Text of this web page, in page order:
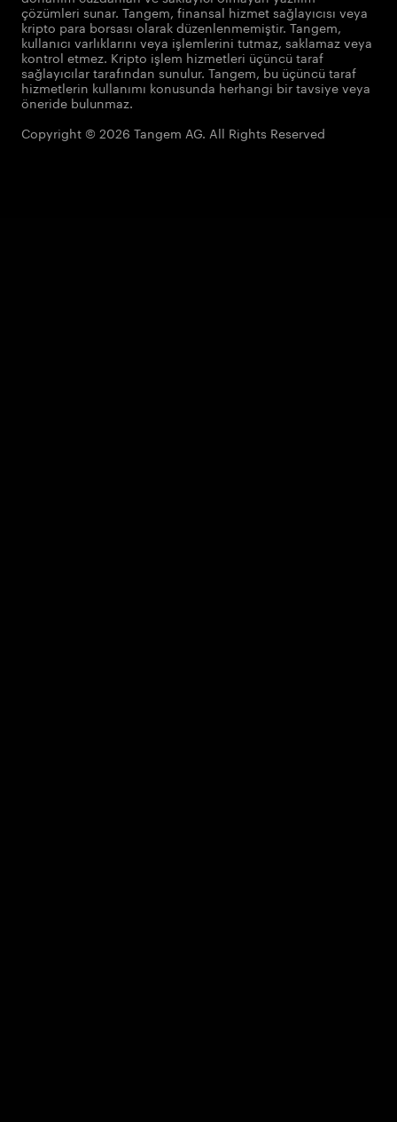
çözümleri sunar. Tangem, finansal hizmet sağlayıcısı veya
kripto para borsası olarak düzenlenmemiştir. Tangem,
kullanıcı varlıklarını veya işlemlerini tutmaz, saklamaz veya
kontrol etmez. Kripto işlem hizmetleri üçüncü taraf
sağlayıcılar tarafından sunulur. Tangem, bu üçüncü taraf
hizmetlerin kullanımı konusunda herhangi bir tavsiye veya
öneride bulunmaz.